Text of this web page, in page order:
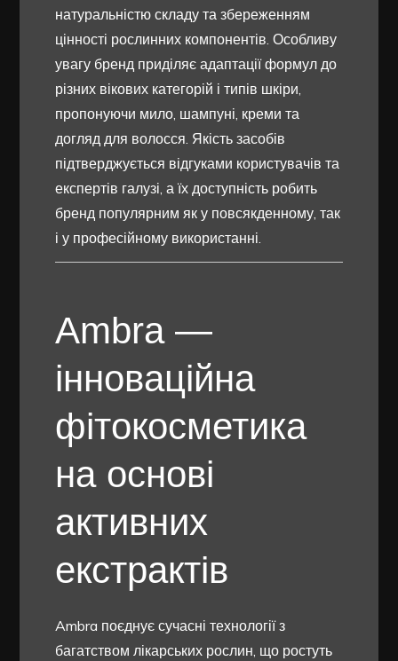
натуральністю складу та збереженням
цінності рослинних компонентів. Особливу
увагу бренд приділяє адаптації формул до
різних вікових категорій і типів шкіри,
пропонуючи мило, шампуні, креми та
догляд для волосся. Якість засобів
підтверджується відгуками користувачів та
експертів галузі, а їх доступність робить
бренд популярним як у повсякденному, так
і у професійному використанні.
Ambra —
інноваційна
фітокосметика
на основі
активних
екстрактів
Ambra поєднує сучасні технології з
багатством лікарських рослин, що ростуть